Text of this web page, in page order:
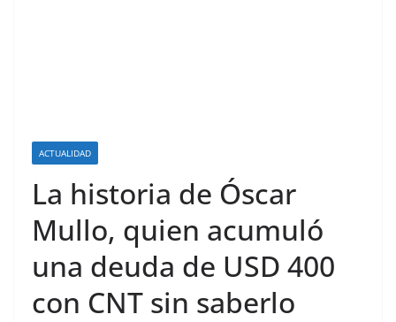
ACTUALIDAD
La historia de Óscar
Mullo, quien acumuló
una deuda de USD 400
con CNT sin saberlo